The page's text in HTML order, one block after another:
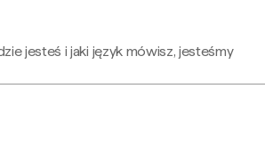
jesteś i jaki język mówisz, jesteśmy